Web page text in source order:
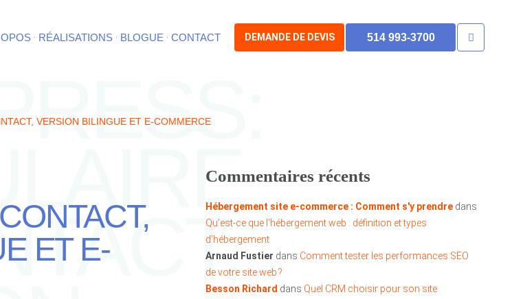
DEMANDE DE DEVIS 514 993-3700
· RÉALISATIONS · BLOGUE · CONTACT
VERSION BILINGUE ET E-COMMERCE
ET E-
Commentaires récents
Hébergement site e-commerce : Comment s'y prendredans
Qu’est-ce que l’hébergement web : définition et types
d’hébergement
Arnaud Fustier dans Comment tester les performances SEO
de votre site web ?
Besson Richard dans Quel CRM choisir pour son site